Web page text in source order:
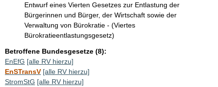
Entwurf eines Vierten Gesetzes zur Entlastung der
Bürgerinnen und Bürger, der Wirtschaft sowie der
Verwaltung von Bürokratie - (Viertes
Bürokratieentlastungsgesetz)
Betroffene Bundesgesetze (8):
EnEfG [alle RV hierzu]
EnSTransV [alle RV hierzu]
StromStG [alle RV hierzu]